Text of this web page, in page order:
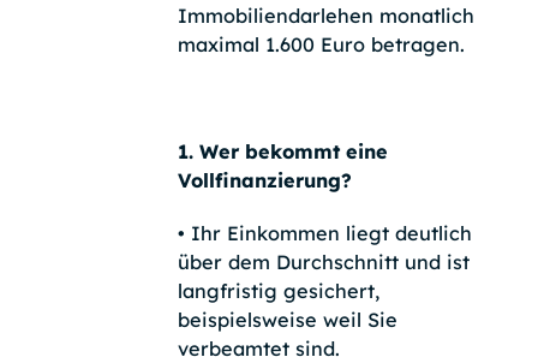
Immobiliendarlehen monatlich
maximal 1.600 Euro betragen.
1. Wer bekommt eine
Vollfinanzierung?
• Ihr Einkommen liegt deutlich
über dem Durchschnitt und ist
langfristig gesichert,
beispielsweise weil Sie
verbeamtet sind.